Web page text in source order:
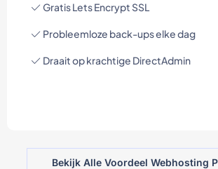
Gratis Lets Encrypt SSL
Probleemloze back-ups elke dag
Draait op krachtige DirectAdmin
Bekijk Alle Voordeel Webhosting